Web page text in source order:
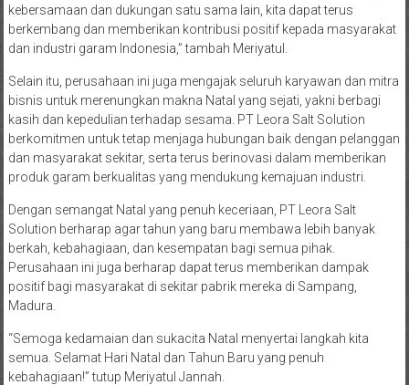
kebersamaan dan dukungan satu sama lain, kita dapat terus
berkembang dan memberikan kontribusi positif kepada masyarakat
dan industri garam Indonesia,” tambah Meriyatul.
Selain itu, perusahaan ini juga mengajak seluruh karyawan dan mitra
bisnis untuk merenungkan makna Natal yang sejati, yakni berbagi
kasih dan kepedulian terhadap sesama. PT Leora Salt Solution
berkomitmen untuk tetap menjaga hubungan baik dengan pelanggan
dan masyarakat sekitar, serta terus berinovasi dalam memberikan
produk garam berkualitas yang mendukung kemajuan industri.
Dengan semangat Natal yang penuh keceriaan, PT Leora Salt
Solution berharap agar tahun yang baru membawa lebih banyak
berkah, kebahagiaan, dan kesempatan bagi semua pihak.
Perusahaan ini juga berharap dapat terus memberikan dampak
positif bagi masyarakat di sekitar pabrik mereka di Sampang,
Madura.
“Semoga kedamaian dan sukacita Natal menyertai langkah kita
semua. Selamat Hari Natal dan Tahun Baru yang penuh
kebahagiaan!” tutup Meriyatul Jannah.